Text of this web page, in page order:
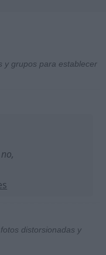
y grupos para establecer
distorsionadas y